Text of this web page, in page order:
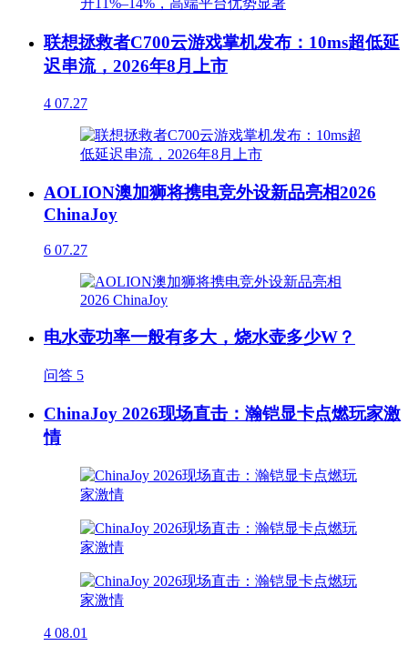
联想拯救者C700云游戏掌机发布：10ms超低延
迟串流，2026年8月上市
4 07.27
AOLION澳加狮将携电竞外设新品亮相2026
ChinaJoy
6 07.27
电水壶功率一般有多大，烧水壶多少W？
问答 5
ChinaJoy 2026现场直击：瀚铠显卡点燃玩家激
情
4 08.01